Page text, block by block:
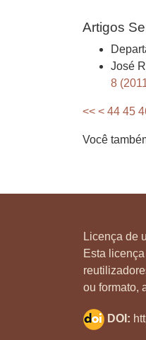
Artigos
José
8
<< < 44 45
Você
Licença de
Esta
ou formato,
DOI: